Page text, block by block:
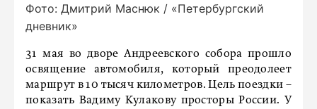
Фото: Дмитрий Маснюк / «Петербургский
дневник»
31 мая во дворе Андреевского собора прошло
освящение автомобиля, который преодолеет
маршрут в 10 тысяч километров. Цель поездки –
показать Вадиму Кулакову просторы России. У